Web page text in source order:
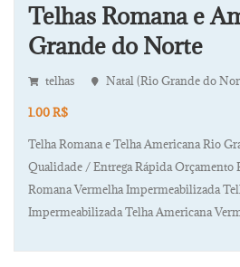
Telhas Romana e
Grande do Norte
telhas Natal (Rio Grande do
1.00 R$
Telha Romana e Telha Americana Rio
Qualidade / Entrega Rápida Orçamento
Romana Vermelha Impermeabilizada
Impermeabilizada Telha Americana